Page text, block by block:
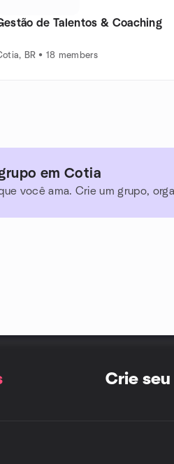
de Talentos & Coaching
BR • 18 members
em Cotia
você ama. Crie um grupo,
Crie